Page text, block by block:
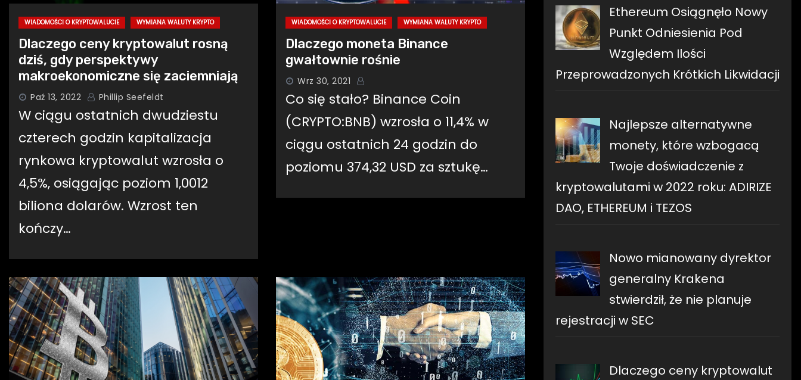
WIADOMOŚCI O KRYPTOWALUCIE WYMIANA WALUTY KRYPTO
Dlaczego ceny kryptowalut rosną
dziś, gdy perspektywy
makroekonomiczne się zaciemniają
Paź 13, 2022 Phillip Seefeldt
W ciągu ostatnich dwudziestu
czterech godzin kapitalizacja
rynkowa kryptowalut wzrosła o
4,5%, osiągając poziom 1,0012
biliona dolarów. Wzrost ten
kończy…
WIADOMOŚCI O KRYPTOWALUCIE WYMIANA WALUTY KRYPTO
Dlaczego moneta Binance
gwałtownie rośnie
Wrz 30, 2021
Co się stało? Binance Coin
(CRYPTO:BNB) wzrosła o 11,4% w
ciągu ostatnich 24 godzin do
poziomu 374,32 USD za sztukę…
Ethereum Osiągnęło Nowy
Punkt Odniesienia Pod
Względem Ilości
Przeprowadzonych Krótkich Likwidacji
Najlepsze alternatywne
monety, które wzbogacą
Twoje doświadczenie z
kryptowalutami w 2022 roku: ADIRIZE
DAO, ETHEREUM i TEZOS
Nowo mianowany dyrektor
generalny Krakena
stwierdził, że nie planuje
rejestracji w SEC
Dlaczego ceny kryptowalut